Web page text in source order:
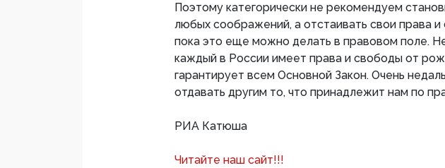
Поэтому категорически не рекомендуем
любых соображений, а отстаивать свои права
пока это еще можно делать в правовом поле.
каждый в России имеет права и свободы от
гарантирует всем Основной Закон. Очень
отдавать другим то, что принадлежит нам по
РИА Катюша
Читайте наш сайт!!!